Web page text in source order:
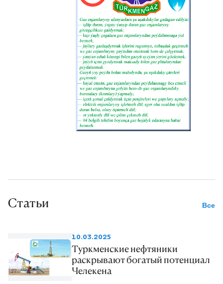
Статьи Все
10.03.2025
Туркменские нефтяники
раскрывают богатый потенциал
Челекена